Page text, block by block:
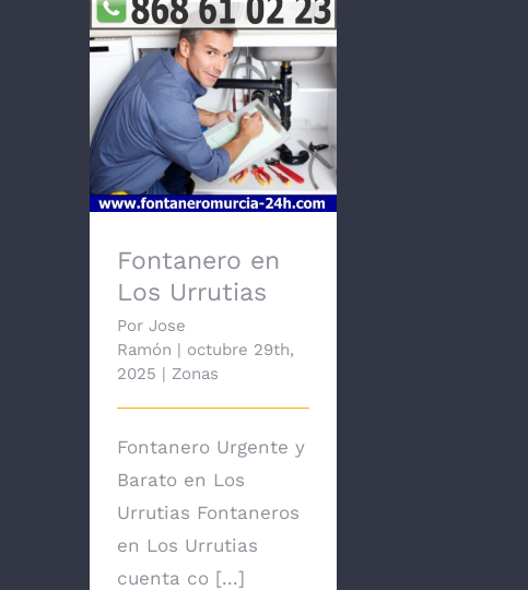
Fontanero en Los
Urrutias
Fontanero en
Los Urrutias
Por Jose
Ramón | octubre 29th,
2025 | Zonas
Fontanero Urgente y
Barato en Los
Urrutias Fontaneros
en Los Urrutias
cuenta co [...]